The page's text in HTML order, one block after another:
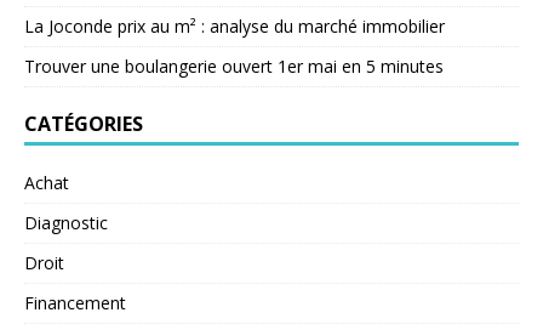
La Joconde prix au m² : analyse du marché immobilier
Trouver une boulangerie ouvert 1er mai en 5 minutes
CATÉGORIES
Achat
Diagnostic
Droit
Financement